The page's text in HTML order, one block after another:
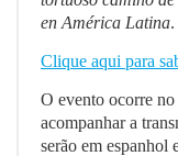
en América Latina.
Clique aqui para
O evento ocorre
acompanhar a
serão em espanhol